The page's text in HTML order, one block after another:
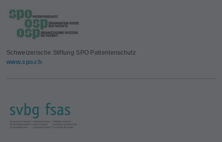
Schweizerische Stiftung SPO Patientenschutz
www.spo.ch